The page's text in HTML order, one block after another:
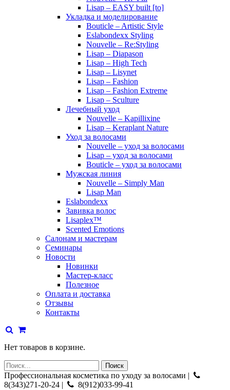
Lisap – EASY built [to]
Укладка и моделирование
Bouticle – Artistic Style
Eslabondexx Styling
Nouvelle – Re:Styling
Lisap – Diapason
Lisap – High Tech
Lisap – Lisynet
Lisap – Fashion
Lisap – Fashion Extreme
Lisap – Sculture
Лечебный уход
Nouvelle – Kapillixine
Lisap – Keraplant Nature
Уход за волосами
Nouvelle – уход за волосами
Lisap – уход за волосами
Bouticle – уход за волосами
Мужская линия
Nouvelle – Simply Man
Lisap Man
Eslabondexx
Завивка волос
Lisaplex™
Scented Emotions
Салонам и мастерам
Семинары
Новости
Новинки
Мастер-класс
Полезное
Оплата и доставка
Отзывы
Контакты
Нет товаров в корзине.
Профессиональная косметика по уходу за волосами |
8(343)271-20-24 |
8(912)033-99-41